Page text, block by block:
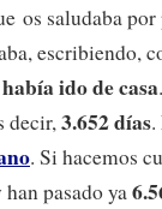
os saludaba
escribiendo,
ido de casa
decir,3.652 días.
. Si hacemos
pasado ya